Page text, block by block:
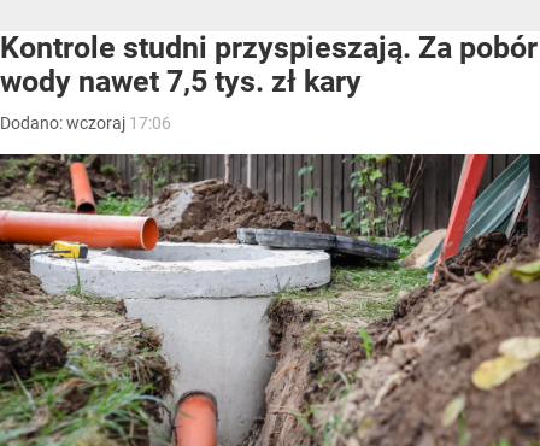
Kontrole studni przyspieszają. Za pobór
wody nawet 7,5 tys. zł kary
Dodano:wczoraj 17:06